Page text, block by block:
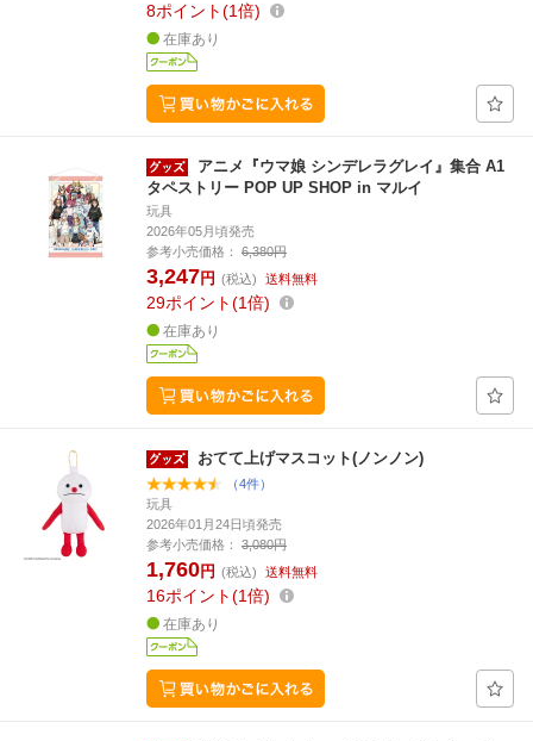
8ポイント 1倍
在庫あり
アニメ『ウマ娘 シンデレラグレイ』集合 A1
タペストリー POP UP SHOP in マルイ
玩具
2026年05月頃発売
参考小売価格：
6,380円
3,247円 (税込) 送料無料
29ポイント 1倍
在庫あり
おてて上げマスコット(ノンノン)
（4件）
玩具
2026年01月24日頃発売
参考小売価格：
3,080円
1,760円 (税込) 送料無料
16ポイント 1倍
在庫あり